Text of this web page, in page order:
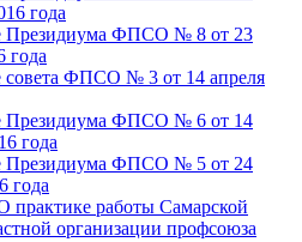
года
Президиума ФПСО № 8 от 23
года
совета ФПСО № 3 от 14 апреля
Президиума ФПСО № 6 от 14
года
Президиума ФПСО № 5 от 24
года
практике работы Самарской
организации профсоюза